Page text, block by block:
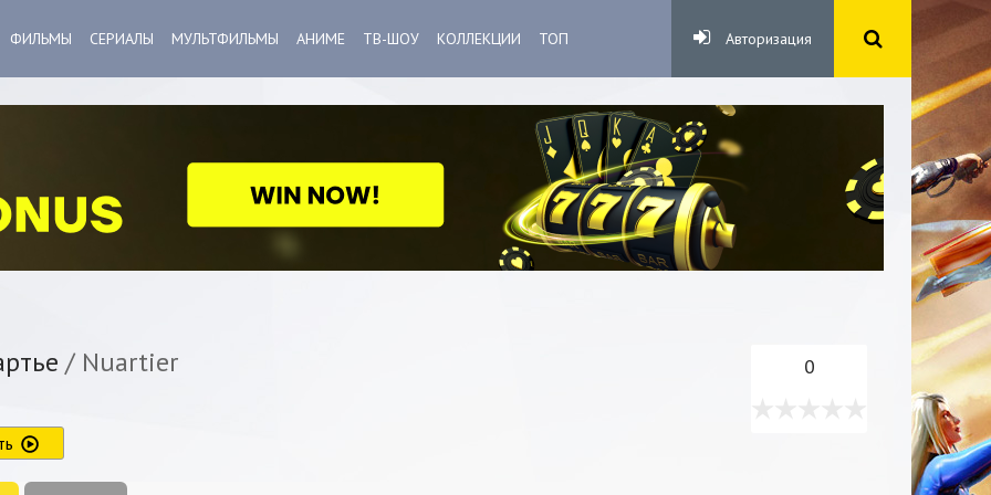
ФИЛЬМЫ СЕРИАЛЫ МУЛЬТФИЛЬМЫ АНИМЕ ТВ-ШОУ КОЛЛЕКЦИИ ТОП Авторизация
/ Nuartier 0